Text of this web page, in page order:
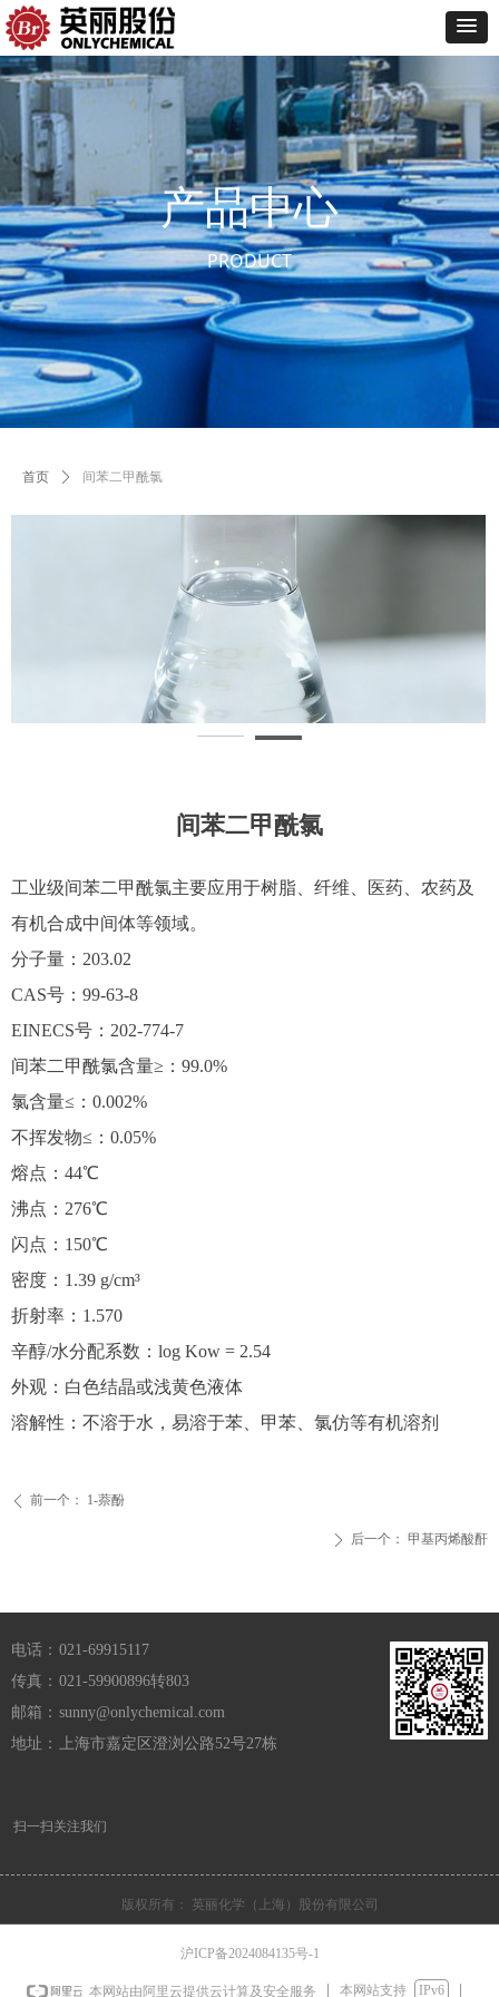
首页 ꄲ 间苯二甲酰氯
间苯二甲酰氯
ꄴ 前一个： 1-萘酚
ꄲ 后一个： 甲基丙烯酸酐
工业级间苯二甲酰氯主要应用于树脂、纤维、医药、农药及
有机合成中间体等领域。
分子量：203.02
CAS号：99-63-8
EINECS号：202-774-7
间苯二甲酰氯含量≥：99.0%
氯含量≤：0.002%
不挥发物≤：0.05%
熔点：44℃
沸点：276℃
闪点：150℃
密度：1.39 g/cm³
折射率：1.570
辛醇/水分配系数：log Kow = 2.54
外观：白色结晶或浅黄色液体
溶解性：不溶于水，易溶于苯、甲苯、氯仿等有机溶剂
产品中心
PRODUCT
电话： 021-69915117
传真： 021-59900896转803
邮箱： sunny@onlychemical.com
地址： 上海市嘉定区澄浏公路52号27栋
扫一扫关注我们
版权所有： 英丽化学（上海）股份有限公司
沪ICP备2024084135号-1
本网站由阿里云提供云计算及安全服务 本网站支持 IPv6